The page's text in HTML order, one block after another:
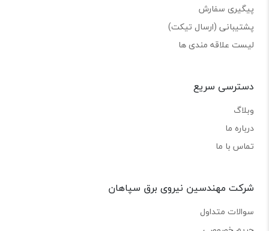
پیگیری سفارش
پشتیبانی (ارسال تیکت)
لیست علاقه مندی ها
دسترسی سریع
وبلاگ
درباره ما
تماس با ما
شرکت مهندسین نیروی برق سپاهان
سوالات متداول